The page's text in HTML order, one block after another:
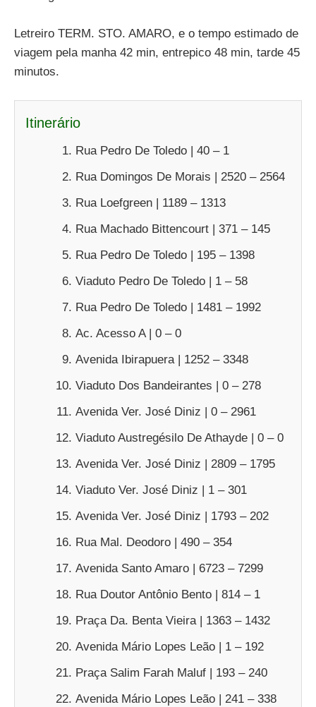
Letreiro TERM. STO. AMARO, e o tempo estimado de
viagem pela manha 42 min, entrepico 48 min, tarde 45
minutos.
Itinerário
Rua Pedro De Toledo | 40 – 1
Rua Domingos De Morais | 2520 – 2564
Rua Loefgreen | 1189 – 1313
Rua Machado Bittencourt | 371 – 145
Rua Pedro De Toledo | 195 – 1398
Viaduto Pedro De Toledo | 1 – 58
Rua Pedro De Toledo | 1481 – 1992
Ac. Acesso A | 0 – 0
Avenida Ibirapuera | 1252 – 3348
Viaduto Dos Bandeirantes | 0 – 278
Avenida Ver. José Diniz | 0 – 2961
Viaduto Austregésilo De Athayde | 0 – 0
Avenida Ver. José Diniz | 2809 – 1795
Viaduto Ver. José Diniz | 1 – 301
Avenida Ver. José Diniz | 1793 – 202
Rua Mal. Deodoro | 490 – 354
Avenida Santo Amaro | 6723 – 7299
Rua Doutor Antônio Bento | 814 – 1
Praça Da. Benta Vieira | 1363 – 1432
Avenida Mário Lopes Leão | 1 – 192
Praça Salim Farah Maluf | 193 – 240
Avenida Mário Lopes Leão | 241 – 338